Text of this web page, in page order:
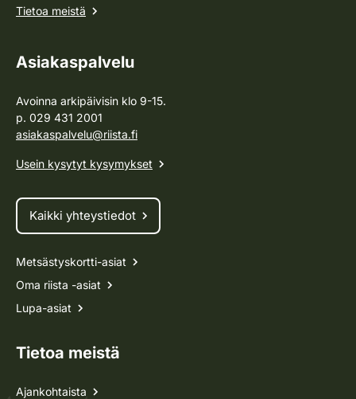
Tietoa meistä
Asiakaspalvelu
Avoinna arkipäivisin klo 9-15.
p. 029 431 2001
asiakaspalvelu@riista.fi
Usein kysytyt kysymykset
Kaikki yhteystiedot
Metsästyskortti-asiat
Oma riista -asiat
Lupa-asiat
Tietoa meistä
Ajankohtaista